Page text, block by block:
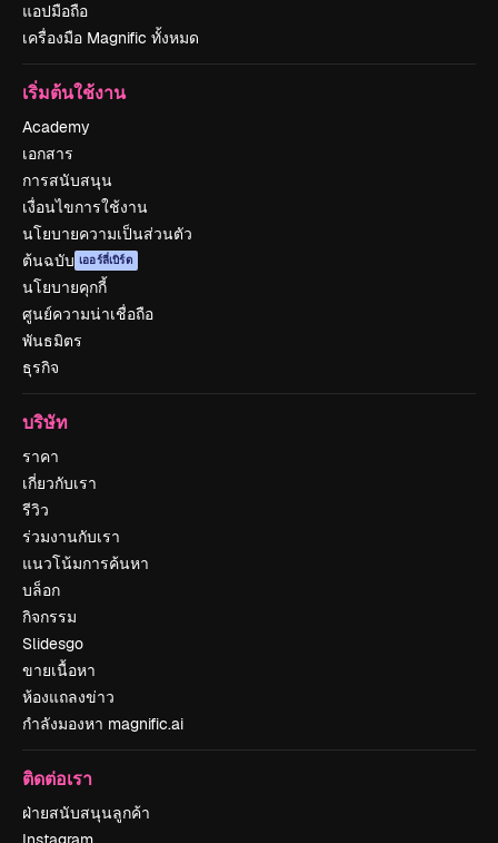
แอปมือถือ
เครื่องมือ Magnific ทั้งหมด
เริ่มต้นใช้งาน
Academy
เอกสาร
การสนับสนุน
เงื่อนไขการใช้งาน
นโยบายความเป็นส่วนตัว
ต้นฉบับ เออร์ลี่เบิร์ด
นโยบายคุกกี้
ศูนย์ความน่าเชื่อถือ
พันธมิตร
ธุรกิจ
บริษัท
ราคา
เกี่ยวกับเรา
รีวิว
ร่วมงานกับเรา
แนวโน้มการค้นหา
บล็อก
กิจกรรม
Slidesgo
ขายเนื้อหา
ห้องแถลงข่าว
กำลังมองหา magnific.ai
ติดต่อเรา
ฝ่ายสนับสนุนลูกค้า